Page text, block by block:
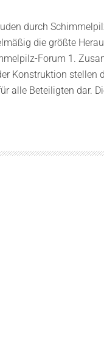
durch
die größte
Forum 1.
Konstruktion stellen
alle Beteiligten dar.